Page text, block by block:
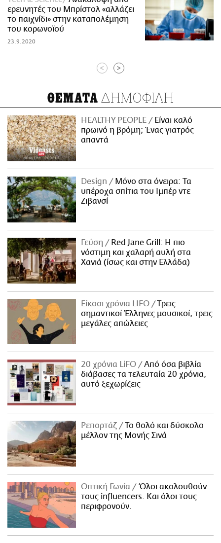
ερευνητές του Μπρίστολ «αλλάζει
το παιχνίδι» στην καταπολέμηση
του κορωνοϊού
23.9.2020
< >
ΘΕΜΑΤΑ ΔΗΜΟΦΙΛΗ
HEALTHY PEOPLE
Είναι καλό
πρωινό η βρόμη; Ένας γιατρός
απαντά
Design
Μόνο στα όνειρα: Τα
υπέροχα σπίτια του Ιμπέρ ντε
Ζιβανσί
Γεύση
Red Jane Grill: Η πιο
νόστιμη και χαλαρή αυλή στα
Χανιά (ίσως και στην Ελλάδα)
Είκοσι χρόνια LIFO
Tρεις
σημαντικοί Έλληνες μουσικοί, τρεις
μεγάλες απώλειες
20 χρόνια LiFO
Από όσα βιβλία
διάβασες τα τελευταία 20 χρόνια,
αυτό ξεχωρίζεις
Ρεπορτάζ
Το θολό και δύσκολο
μέλλον της Μονής Σινά
Οπτική Γωνία
Όλοι ακολουθούν
τους influencers. Και όλοι τους
περιφρονούν.